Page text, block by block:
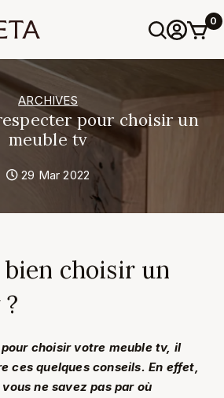
0
ARCHIVES
pour choisir un
meuble tv
29 Mar 2022
choisir un
choisir votre meuble tv, il
ces quelques conseils. En effet,
ne savez pas par où